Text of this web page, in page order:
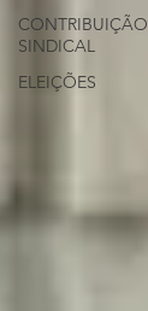
CONTRIBUIÇÃO
SINDICAL
ELEIÇÕES